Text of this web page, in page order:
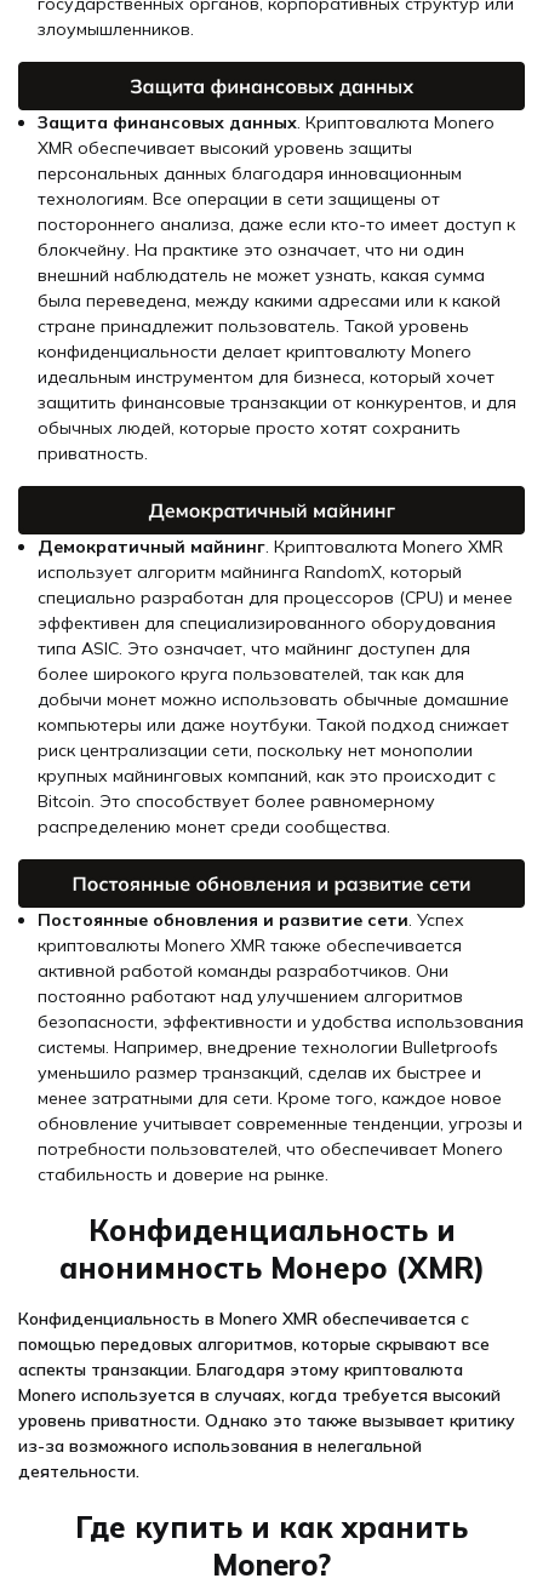
злоумышленников.
Защита финансовых данных. Криптовалюта Monero
XMR обеспечивает высокий уровень защиты
персональных данных благодаря инновационным
технологиям. Все операции в сети защищены от
постороннего анализа, даже если кто-то имеет доступ к
блокчейну. На практике это означает, что ни один
внешний наблюдатель не может узнать, какая сумма
была переведена, между какими адресами или к какой
стране принадлежит пользователь. Такой уровень
конфиденциальности делает криптовалюту Monero
идеальным инструментом для бизнеса, который хочет
защитить финансовые транзакции от конкурентов, и для
обычных людей, которые просто хотят сохранить
приватность.
Демократичный майнинг. Криптовалюта Monero XMR
использует алгоритм майнинга RandomX, который
специально разработан для процессоров (CPU) и менее
эффективен для специализированного оборудования
типа ASIC. Это означает, что майнинг доступен для
более широкого круга пользователей, так как для
добычи монет можно использовать обычные домашние
компьютеры или даже ноутбуки. Такой подход снижает
риск централизации сети, поскольку нет монополии
крупных майнинговых компаний, как это происходит с
Bitcoin. Это способствует более равномерному
распределению монет среди сообщества.
Постоянные обновления и развитие сети. Успех
криптовалюты Monero XMR также обеспечивается
активной работой команды разработчиков. Они
постоянно работают над улучшением алгоритмов
безопасности, эффективности и удобства использования
системы. Например, внедрение технологии Bulletproofs
уменьшило размер транзакций, сделав их быстрее и
менее затратными для сети. Кроме того, каждое новое
обновление учитывает современные тенденции, угрозы и
потребности пользователей, что обеспечивает Monero
стабильность и доверие на рынке.
Конфиденциальность и
анонимность Монеро (XMR)
Конфиденциальность в Monero XMR обеспечивается с
помощью передовых алгоритмов, которые скрывают все
аспекты транзакции. Благодаря этому криптовалюта
Monero используется в случаях, когда требуется высокий
уровень приватности. Однако это также вызывает критику
из-за возможного использования в нелегальной
деятельности.
Где купить и как хранить
Monero?